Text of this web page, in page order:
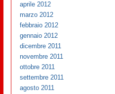
aprile 2012
marzo 2012
febbraio 2012
gennaio 2012
dicembre 2011
novembre 2011
ottobre 2011
settembre 2011
agosto 2011